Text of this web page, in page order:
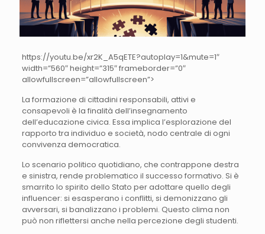
https://youtu.be/xr2K_A5qETE?autoplay=1&mute=1″
width=”560″ height=”315″ frameborder=”0″
allowfullscreen=”allowfullscreen”>
La formazione di cittadini responsabili, attivi e
consapevoli è la finalità dell’insegnamento
dell’educazione civica. Essa implica l’esplorazione del
rapporto tra individuo e società, nodo centrale di ogni
convivenza democratica.
Lo scenario politico quotidiano, che contrappone destra
e sinistra, rende problematico il successo formativo. Si è
smarrito lo spirito dello Stato per adottare quello degli
influencer: si esasperano i conflitti, si demonizzano gli
avversari, si banalizzano i problemi. Questo clima non
può non riflettersi anche nella percezione degli studenti.